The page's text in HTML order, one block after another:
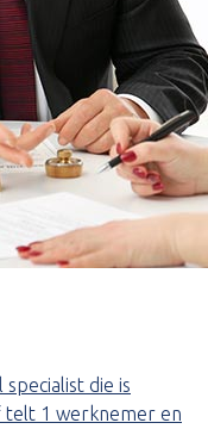
die is
1 werknemer en